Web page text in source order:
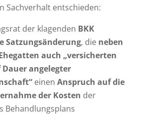
Sachverhalt entschieden:
der klagenden BKK
Satzungsänderung, die neben
auch „versicherten
angelegter
einen Anspruch auf die
der Kosten der
Behandlungsplans